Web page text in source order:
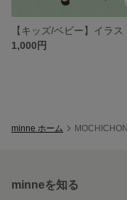
1,000円
minne ホーム
minneを知る